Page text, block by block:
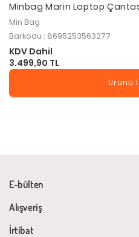
Minbag Marin Laptop
& Tablet Çantası
Min Bag
Barkodu : 8695253563277
KDV Dahil
3.499,90 TL
Ürünü
E-bülten
Alışveriş
İrtibat